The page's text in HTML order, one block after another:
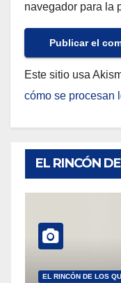
navegador para la
Este sitio usa
cómo se procesan
EL RINCÓN
EL RINCÓN DE LOS